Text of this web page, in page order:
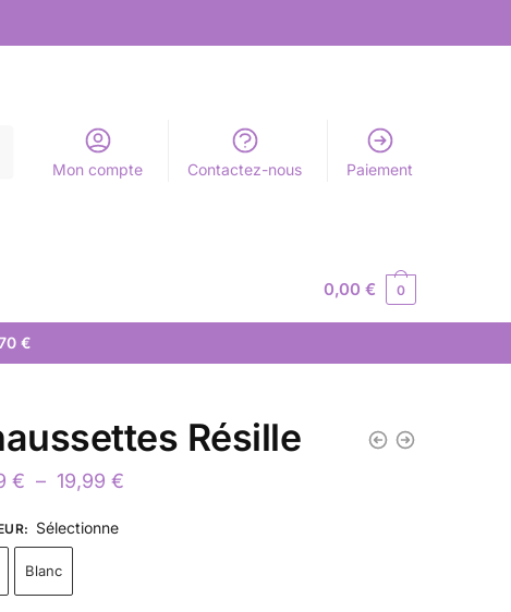
Mon compte Contactez-nous Paiement
0,00€ 0
€
Résille
€ – 19,99 €
: Sélectionne
Blanc